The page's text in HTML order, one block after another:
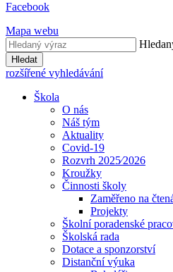
Facebook
Mapa webu
Hledat
rozšířené vyhledávání
Škola
O nás
Náš tým
Aktuality
Covid-19
Rozvrh 2025⁄2026
Kroužky
Činnosti školy
Zaměřeno na
Projekty
Školní poradenské
Školská rada
Dotace a sponzorství
Distanční výuka